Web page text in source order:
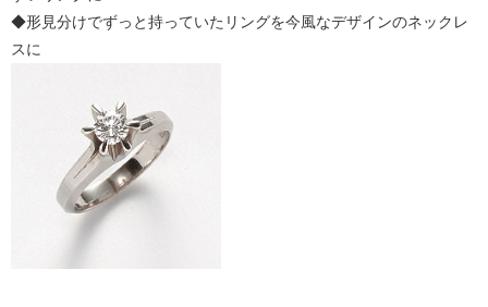
◆形見分けでずっと持っていたリングを今風なデザインのネックレ
スに